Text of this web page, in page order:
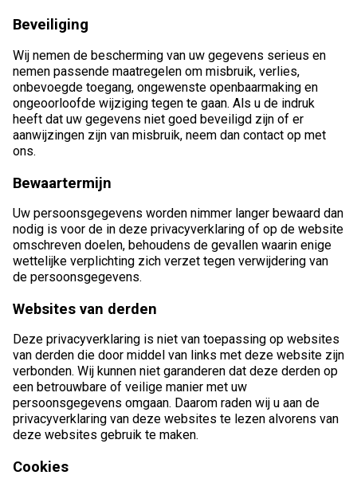
Beveiliging
Wij nemen de bescherming van uw gegevens serieus en
nemen passende maatregelen om misbruik, verlies,
onbevoegde toegang, ongewenste openbaarmaking en
ongeoorloofde wijziging tegen te gaan. Als u de indruk
heeft dat uw gegevens niet goed beveiligd zijn of er
aanwijzingen zijn van misbruik, neem dan contact op met
ons.
Bewaartermijn
Uw persoonsgegevens worden nimmer langer bewaard dan
nodig is voor de in deze privacyverklaring of op de website
omschreven doelen, behoudens de gevallen waarin enige
wettelijke verplichting zich verzet tegen verwijdering van
de persoonsgegevens.
Websites van derden
Deze privacyverklaring is niet van toepassing op websites
van derden die door middel van links met deze website zijn
verbonden. Wij kunnen niet garanderen dat deze derden op
een betrouwbare of veilige manier met uw
persoonsgegevens omgaan. Daarom raden wij u aan de
privacyverklaring van deze websites te lezen alvorens van
deze websites gebruik te maken.
Cookies